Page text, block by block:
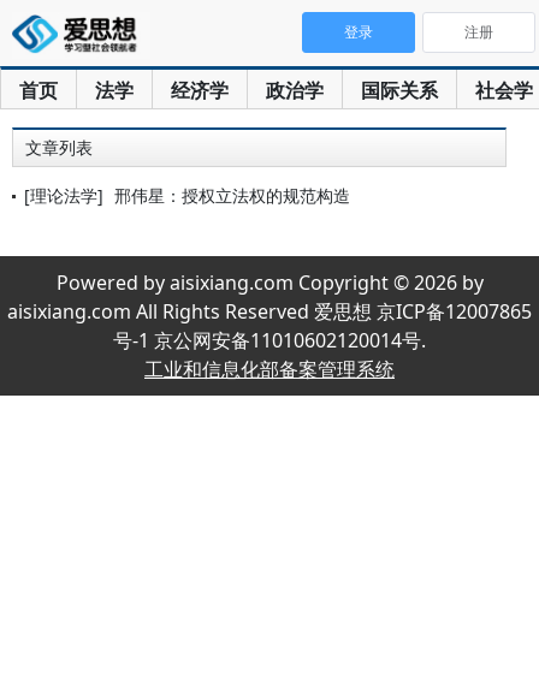
首页 法学 经济学 政治学 国际关系 社会学
登录 注册
文章列表
[理论法学] 邢伟星：授权立法权的规范构造
Powered by aisixiang.com Copyright © 2026 by
aisixiang.com All Rights Reserved 爱思想 京ICP备12007865
号-1 京公网安备11010602120014号.
工业和信息化部备案管理系统